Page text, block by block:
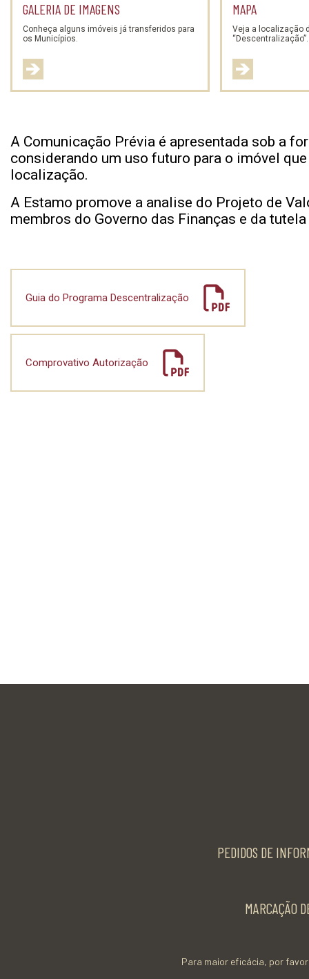
GALERIA DE IMAGENS
Conheça alguns imóveis já transferidos para
os Municípios.
MAPA
Veja a localização
“Descentralização”.
A Comunicação Prévia é apresentada sob a
considerando um uso futuro para o imóvel
localização.
A Estamo promove a analise do Projeto de
membros do Governo das Finanças e da
Guia do Programa Descentralização
Comprovativo Autorização
PEDIDOS DE
MARCAÇÃO
Para maior eficácia, por